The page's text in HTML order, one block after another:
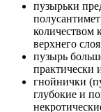
пузырьки
количеством
верхнего
пузырь
практически
гнойнички
глубокие и